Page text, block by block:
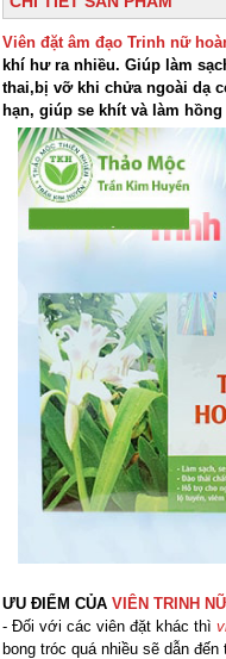
Viên đặt âm đạo Trinh nữ
khí hư ra nhiều. Giúp làm
thai,bị vỡ khi chửa ngoài dạ
hạn, giúp se khít và làm hồng
ƯU ĐIỂM CỦA VIÊN TRINH
- Đối với các viên đặt khác thì
bong tróc quá nhiều sẽ dẫn